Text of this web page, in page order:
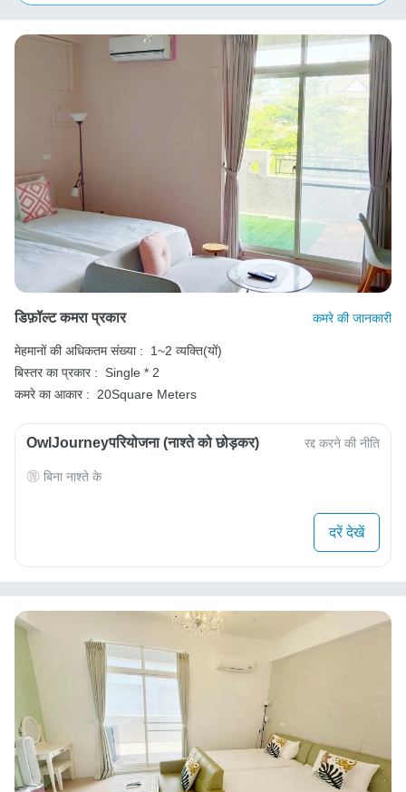
डिफ़ॉल्ट कमरा प्रकार कमरे की जानकारी
मेहमानों की अधिकतम संख्या :
1~2 व्यक्ति(यों)
बिस्तर का प्रकार :
Single * 2
कमरे का आकार :
20Square Meters
OwlJourneyपरियोजना (नाश्ते को छोड़कर) रद्द करने की नीति
बिना नाश्ते के
दरें देखें